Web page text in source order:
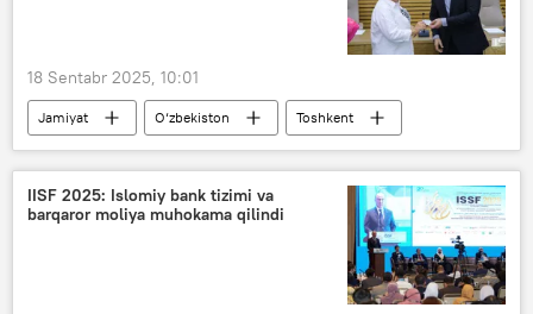
18 Sentabr 2025, 10:01
Jamiyat O‘zbekiston
Toshkent
hokimiyat
fuqarolik maqom
IISF 2025: Islomiy bank tizimi va
barqaror moliya muhokama qilindi